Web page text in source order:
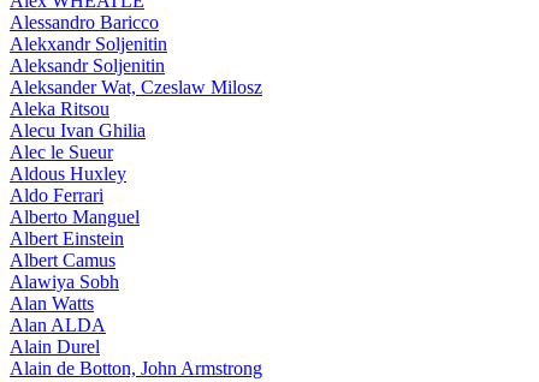
Alessandro Baricco
Alekxandr Soljenitin
Aleksandr Soljenitin
Aleksander Wat, Czeslaw Milosz
Aleka Ritsou
Alecu Ivan Ghilia
Alec le Sueur
Aldous Huxley
Aldo Ferrari
Alberto Manguel
Albert Einstein
Albert Camus
Alawiya Sobh
Alan Watts
Alan ALDA
Alain Durel
Alain de Botton, John Armstrong